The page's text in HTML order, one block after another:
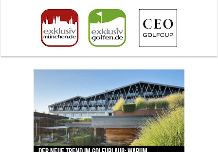
The Open 2026 in Royal Birkdale: Warum der